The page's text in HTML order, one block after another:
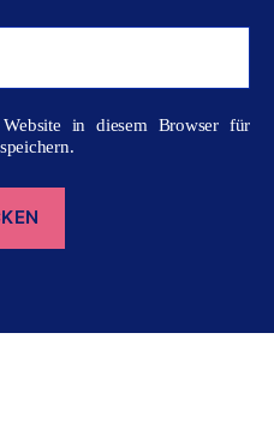
in diesem Browser für